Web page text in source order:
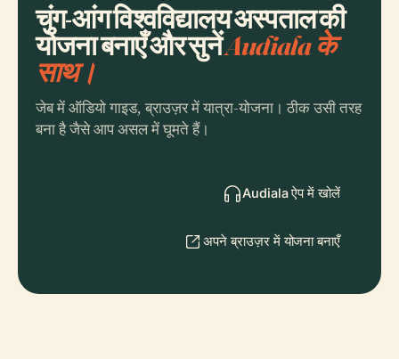
चुंग-आंग विश्वविद्यालय अस्पताल की
योजना बनाएँ और सुनेंAudiala के
साथ।
जेब में ऑडियो गाइड, ब्राउज़र में यात्रा-योजना। ठीक उसी तरह
बना है जैसे आप असल में घूमते हैं।
Audiala ऐप में खोलें
अपने ब्राउज़र में योजना बनाएँ